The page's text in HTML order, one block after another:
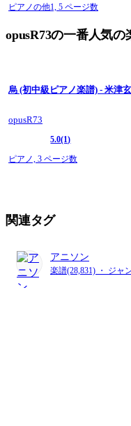
ピアノの他1, 5 ページ数
opusR73の一番人気の
烏 (初中級ピアノ楽譜) - 米津
opusR73
5.0(1)
ピアノ, 3 ページ数
関連タグ
アニソン
楽譜(28,831) ・ ジャ